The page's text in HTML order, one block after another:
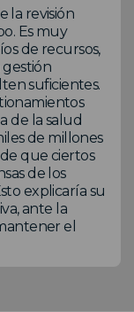
la revisión
Es muy
de recursos,
gestión
suficientes.
de la salud
de millones
que ciertos
de los
explicaría su
ante la
el